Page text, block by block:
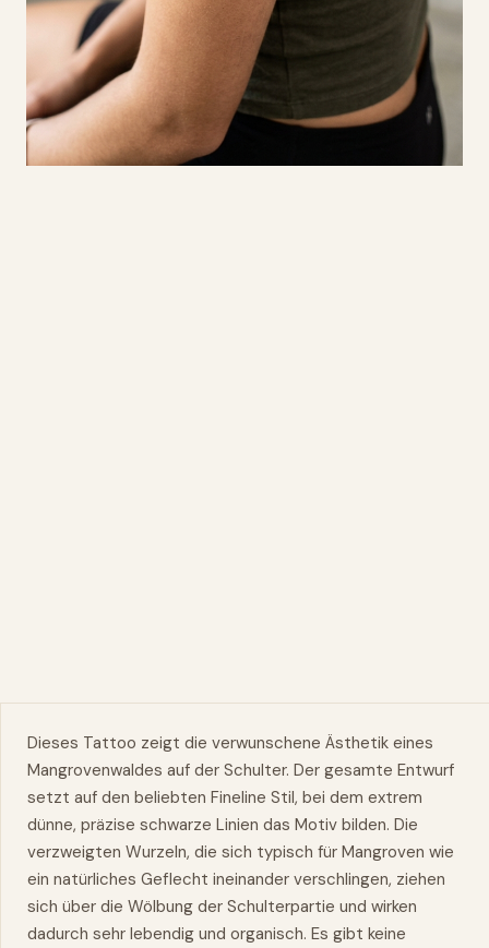
Dieses Tattoo zeigt die verwunschene Ästhetik eines
Mangrovenwaldes auf der Schulter. Der gesamte Entwurf
setzt auf den beliebten Fineline Stil, bei dem extrem
dünne, präzise schwarze Linien das Motiv bilden. Die
verzweigten Wurzeln, die sich typisch für Mangroven wie
ein natürliches Geflecht ineinander verschlingen, ziehen
sich über die Wölbung der Schulterpartie und wirken
dadurch sehr lebendig und organisch. Es gibt keine